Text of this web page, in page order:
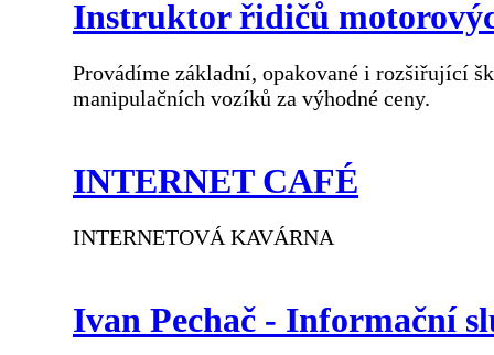
Instruktor řidičů
Provádíme základní, opakované i rozšiřující
manipulačních vozíků za výhodné ceny.
INTERNET CAFÉ
INTERNETOVÁ KAVÁRNA
Ivan Pechač - Informační